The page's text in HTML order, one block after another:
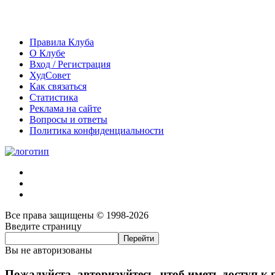
Правила Клуба
О Клубе
Вход / Регистрация
ХудСовет
Как связаться
Статистика
Реклама на сайте
Вопросы и ответы
Политика конфиденциальности
Все права защищены © 1998-2026
Введите страницу
Вы не авторизованы